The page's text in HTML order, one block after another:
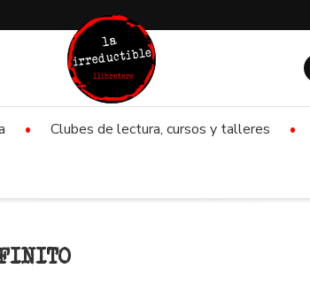
Clubes de lectura, cursos y talleres